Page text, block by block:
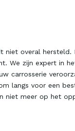
niet overal hersteld.
We zijn expert in
carrosserie
langs voor een
niet meer op het